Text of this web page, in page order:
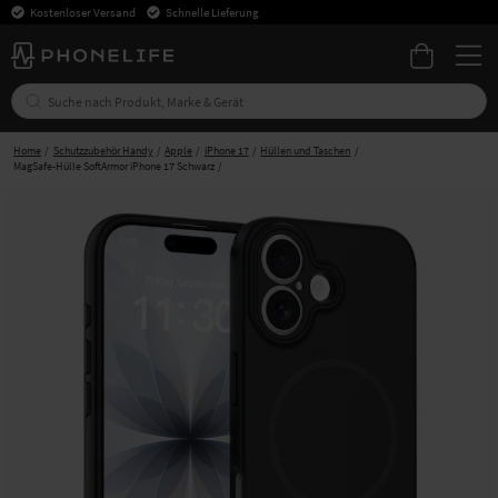
Kostenloser Versand Schnelle Lieferung
Home Schutzzubehör Handy Apple iPhone 17
Hüllen und Taschen
MagSafe-Hülle SoftArmor iPhone 17 Schwarz